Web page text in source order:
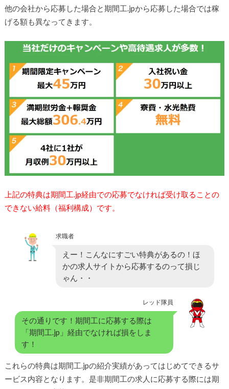
他の会社から応募した場合と期間工.jpから応募した場合では稼
げる額も異なってきます。
上記の特典は期間工.jp経由での応募でなければ受け取ることの
できない給料（福利構成）です。
求職者
えー！こんなにすごい特典があるの！ほ
かの求人サイトから応募するのって損じ
ゃん・・
レッド隊員
その通りです！期間工に応募する際は
「期間工.jp」経由でなければ損をしま
す！
これらの特典は期間工.jpの紹介実績があってはじめてできるサ
ービス内容となります。是非期間工の求人に応募する際には期